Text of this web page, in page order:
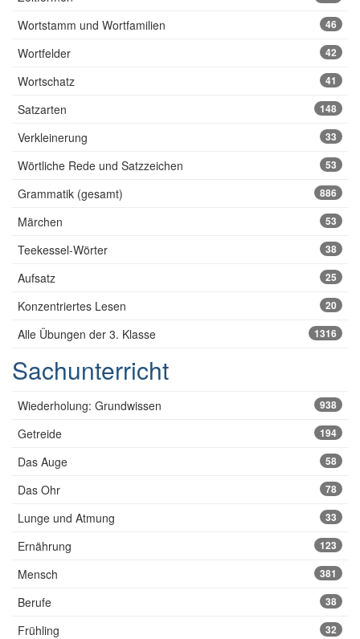
Wortstamm und Wortfamilien 46
Wortfelder 42
Wortschatz 41
Satzarten 148
Verkleinerung 33
Wörtliche Rede und Satzzeichen 53
Grammatik (gesamt) 886
Märchen 53
Teekessel-Wörter 38
Aufsatz 25
Konzentriertes Lesen 20
Alle Übungen der 3. Klasse 1316
Sachunterricht
Wiederholung: Grundwissen 938
Getreide 194
Das Auge 58
Das Ohr 78
Lunge und Atmung 33
Ernährung 123
Mensch 381
Berufe 38
Frühling 32